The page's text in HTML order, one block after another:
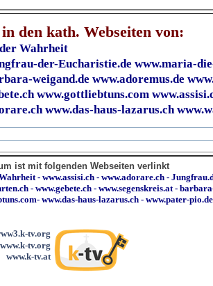
in den kath. Webseiten von:
Wahrheit
der-Eucharistie.de www.maria-
weigand.de www.adoremus.de
www.gottliebtuns.com
www.das-haus-lazarus.ch
ist mit folgenden Webseiten verlinkt
- www.assisi.ch - www.adorare.ch -
- www.gebete.ch - www.segenskreis.at -
- www.das-haus-lazarus.ch - www.pater-pio.de
tv.org
www.k-tv.org
www.k-tv.at